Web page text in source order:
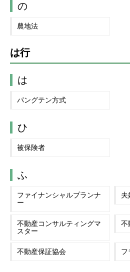
の
農地法
は行
は
パングテン方式
ひ
被保険者
ふ
ファイナンシャルプランナ
ー
夫
不動産コンサルティングマ
スター
不
不動産保証協会 フ